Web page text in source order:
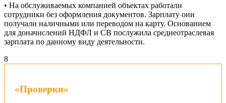
• На обслуживаемых компанией объектах работали
сотрудники без оформления документов. Зарплату они
получали наличными или переводом на карту. Основанием
для доначислений НДФЛ и СВ послужила среднеотраслевая
зарплата по данному виду деятельности.
8
«Проверки»